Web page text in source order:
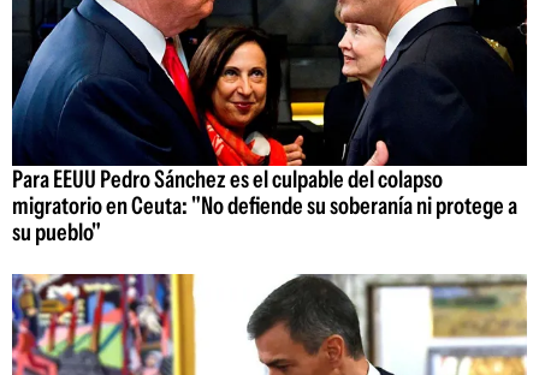
Para EEUU Pedro Sánchez es el culpable del colapso
migratorio en Ceuta: "No defiende su soberanía ni protege a
su pueblo"